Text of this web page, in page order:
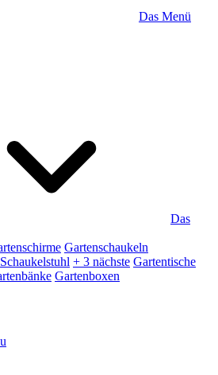
Das Menü
Das
Gartenschaukeln
Schaukelstuhl + 3 nächste Gartentische
Gartenboxen